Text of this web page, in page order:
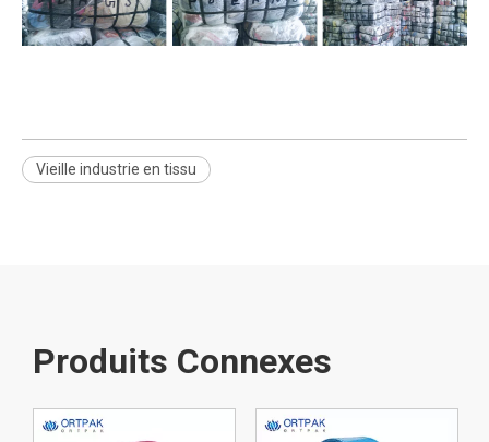
Vieille industrie en tissu
Produits Connexes